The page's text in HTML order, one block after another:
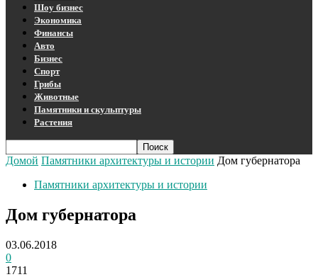
Шоу бизнес
Экономика
Финансы
Авто
Бизнес
Спорт
Грибы
Животные
Памятники и скульптуры
Растения
Домой Памятники архитектуры и истории Дом губернатора
Памятники архитектуры и истории
Дом губернатора
03.06.2018
0
1711